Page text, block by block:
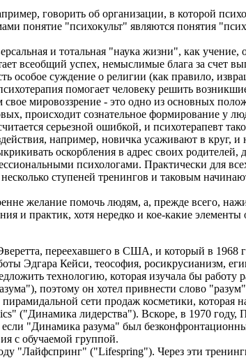
говорить об организации, в которой
понятие "психокульт" являются понятия
и тотальная "наука жизни", как
всеобщий успех, немыслимые блага за счет
особое суждение о религии (как правило,
помогает человеку решить
мировоззрение - это одно из основных
происходит сознательное формирование у
серьезной ошибкой, и психотерапевт
например, новичка усаживают в круг,
оскорбления в адрес своих
психологами. Практически для
ступеней тренингов и таковым
желание помочь людям, а, прежде всего,
и практик, хотя нередко и кое-какие
переехавшего в США, и который в 1968
Эдгара Кейси, теософия, росикрусианизм,
технологию, которая изучала бы
поэтому он хотел привнести слово "разум"
сети продаж косметики, которая
("Динамика лидерства"). Вскоре, в 1970 году,
"Динамика разума" был
с обучаемой группой.
"Лайфспринг" ("Lifespring"). Через эти